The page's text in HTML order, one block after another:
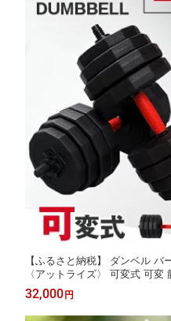
【ふるさと納税】 ダンベル バ
〈アットライズ〉 可変式 可変
健康 運動 プレート セット ト
市 奈良 なら 26-006
32,000円